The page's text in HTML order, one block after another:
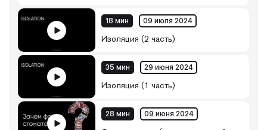
18 мин 09 июля 2024
Изоляция (2 часть)
35 мин 29 июня 2024
Изоляция (1 часть)
28 мин 09 июня 2024